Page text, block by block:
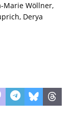
Marie Wöllner,
Derya